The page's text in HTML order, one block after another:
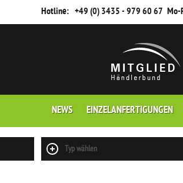
Hotline: +49 (0) 3435 - 979 60 67 Mo-
NEWS EINZELANFERTIGUNGEN
Typ wählen